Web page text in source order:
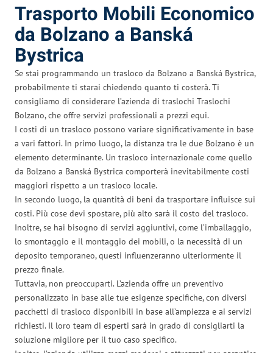
Trasporto Mobili Economico
da Bolzano a Banská
Bystrica
Se stai programmando un trasloco da Bolzano a Banská Bystrica,
probabilmente ti starai chiedendo quanto ti costerà. Ti
consigliamo di considerare l’azienda di traslochi Traslochi
Bolzano, che offre servizi professionali a prezzi equi.
I costi di un trasloco possono variare significativamente in base
a vari fattori. In primo luogo, la distanza tra le due Bolzano è un
elemento determinante. Un trasloco internazionale come quello
da Bolzano a Banská Bystrica comporterà inevitabilmente costi
maggiori rispetto a un trasloco locale.
In secondo luogo, la quantità di beni da trasportare influisce sui
costi. Più cose devi spostare, più alto sarà il costo del trasloco.
Inoltre, se hai bisogno di servizi aggiuntivi, come l’imballaggio,
lo smontaggio e il montaggio dei mobili, o la necessità di un
deposito temporaneo, questi influenzeranno ulteriormente il
prezzo finale.
Tuttavia, non preoccuparti. L’azienda offre un preventivo
personalizzato in base alle tue esigenze specifiche, con diversi
pacchetti di trasloco disponibili in base all’ampiezza e ai servizi
richiesti. Il loro team di esperti sarà in grado di consigliarti la
soluzione migliore per il tuo caso specifico.